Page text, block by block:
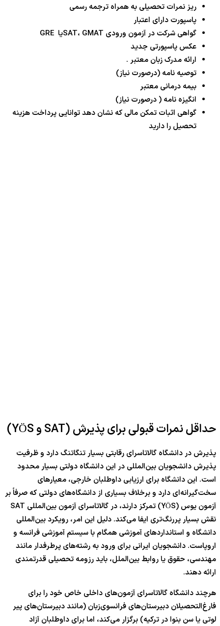
ریز نمرات تحصیلی به همراه ترجمه رسمی
پاسپورت دارای اعتبار
گواهی شرکت در آزمون ورودی SAT، GMATیا GRE
عکس پاسپورتی جدید
ارائه مدرک زبان معتبر .
توصیه نامه (درصورت نیاز)
بیمه درمانی معتبر
انگیزه نامه ( درصورت نیاز)
گواهی اثبات تمکن مالی که نشان دهد توانایی پرداخت هزینه
تحصیل را دارید
حداقل نمرات قبولی برای پذیرش (SAT و YÖS)
پذیرش در دانشگاه گالاتاسرای رقابتی بسیار تنگاتنگ دارد و ظرفیت
پذیرش دانشجویان بین‌المللی در این دانشگاه دولتی بسیار محدود
است. این دانشگاه برای ارزیابی داوطلبان خارجی، معیارهای
سخت‌گیرانه‌ای دارد و برخلاف بسیاری از دانشگاه‌های دولتی که صرفاً بر
آزمون یوس (YÖS) تمرکز دارند، در گالاتاسرای آزمون بین‌المللی SAT
نقش بسیار پررنگ‌تری ایفا می‌کند. دلیل این امر، رویکرد بین‌المللی
دانشگاه و استانداردهای آموزشی همگام با سیستم آموزشی فرانسه و
اروپاست. دانشجویان ایرانی برای ورود به رشته‌های پرطرفدار مانند
مهندسی، حقوق یا روابط بین‌الملل، باید رزومه تحصیلی قدرتمندی
ارائه دهند.
هرچند دانشگاه گالاتاسرای آزمون‌های داخلی خاص خود را برای
فارغ‌التحصیلان دبیرستان‌های فرانسوی‌زبان (مانند دبیرستان‌های پیر
لوتی یا سن بنوا در ترکیه) برگزار می‌کند، اما برای داوطلبان آزاد